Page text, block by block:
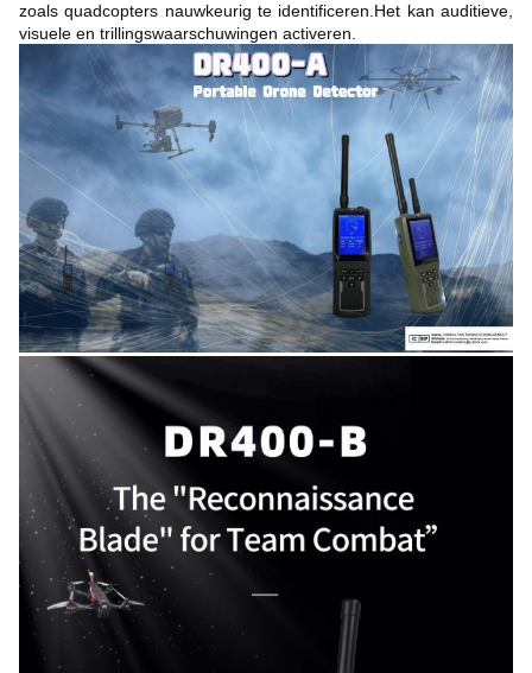
zoals quadcopters nauwkeurig te identificeren.Het kan auditieve,
visuele en trillingswaarschuwingen activeren.